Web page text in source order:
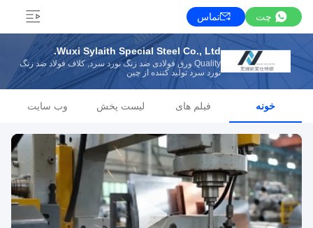
چت تماس
Wuxi Sylaith Special Steel Co., Ltd.
Quality ورق فولادی ضد زنگ نورد سرد, کلاف فولاد ضد زنگ
نورد سرد تولید کننده از چین
خونه فیلم های لیست پخش وب سایت